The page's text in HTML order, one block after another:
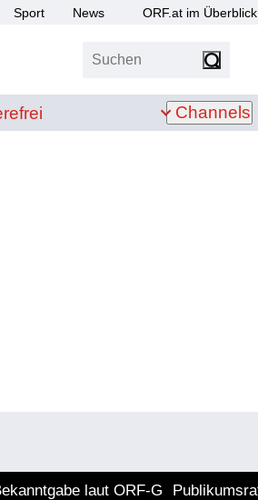
Sport News ORF.at im Überblick
Suchen
Channels
laut ORF-G